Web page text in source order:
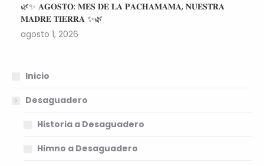
🌿✨ 𝐀𝐆𝐎𝐒𝐓𝐎: 𝐌𝐄𝐒 𝐃𝐄 𝐋𝐀 𝐏𝐀𝐂𝐇𝐀𝐌𝐀𝐌𝐀, 𝐍𝐔𝐄𝐒𝐓𝐑𝐀
𝐌𝐀𝐃𝐑𝐄 𝐓𝐈𝐄𝐑𝐑𝐀 ✨🌿
agosto 1, 2026
Inicio
Desaguadero
Historia a Desaguadero
Himno a Desaguadero